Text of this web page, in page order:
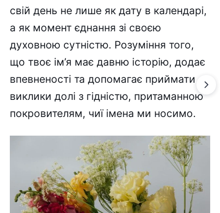
свій день не лише як дату в календарі,
а як момент єднання зі своєю
духовною сутністю. Розуміння того,
що твоє ім’я має давню історію, додає
впевненості та допомагає приймати
виклики долі з гідністю, притаманною
покровителям, чиї імена ми носимо.